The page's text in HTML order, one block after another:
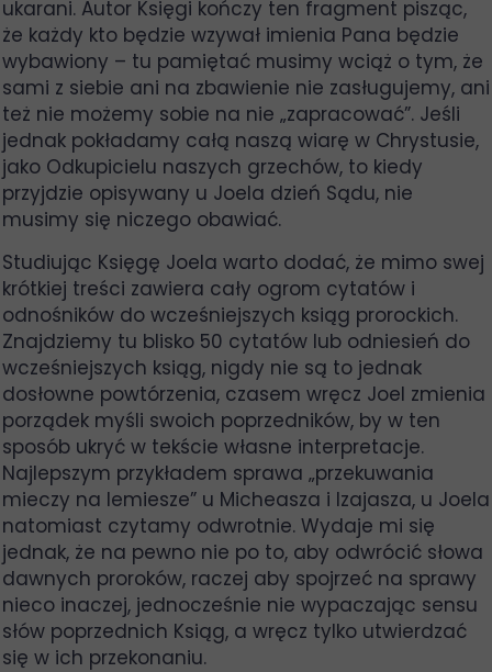
ukarani. Autor Księgi kończy ten fragment pisząc,
że każdy kto będzie wzywał imienia Pana będzie
wybawiony – tu pamiętać musimy wciąż o tym, że
sami z siebie ani na zbawienie nie zasługujemy, ani
też nie możemy sobie na nie „zapracować”. Jeśli
jednak pokładamy całą naszą wiarę w Chrystusie,
jako Odkupicielu naszych grzechów, to kiedy
przyjdzie opisywany u Joela dzień Sądu, nie
musimy się niczego obawiać.
Studiując Księgę Joela warto dodać, że mimo swej
krótkiej treści zawiera cały ogrom cytatów i
odnośników do wcześniejszych ksiąg prorockich.
Znajdziemy tu blisko 50 cytatów lub odniesień do
wcześniejszych ksiąg, nigdy nie są to jednak
dosłowne powtórzenia, czasem wręcz Joel zmienia
porządek myśli swoich poprzedników, by w ten
sposób ukryć w tekście własne interpretacje.
Najlepszym przykładem sprawa „przekuwania
mieczy na lemiesze” u Micheasza i Izajasza, u Joela
natomiast czytamy odwrotnie. Wydaje mi się
jednak, że na pewno nie po to, aby odwrócić słowa
dawnych proroków, raczej aby spojrzeć na sprawy
nieco inaczej, jednocześnie nie wypaczając sensu
słów poprzednich Ksiąg, a wręcz tylko utwierdzać
się w ich przekonaniu.